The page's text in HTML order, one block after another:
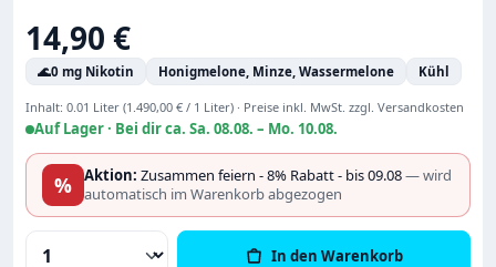
Regulärer Preis:
14,90 €
🌊0 mg Nikotin Honigmelone, Minze, Wassermelone Kühl
Inhalt: 0.01 Liter (1.490,00 € / 1 Liter) · Preise inkl. MwSt. zzgl. Versandkosten
Auf Lager · Bei dir ca. Sa. 08.08. – Mo. 10.08.
% Aktion: Zusammen feiern - 8% Rabatt - bis 09.08— wird
automatisch im Warenkorb abgezogen
Produkt Anzahl: Gib den gewünschten
In den Warenkorb